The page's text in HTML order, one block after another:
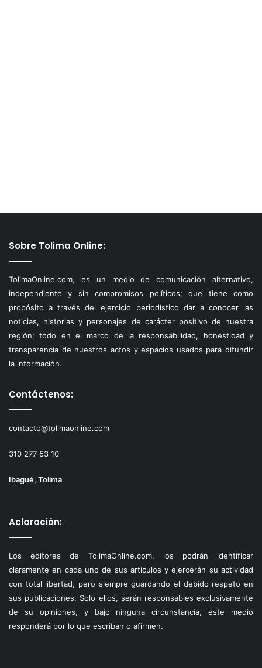
Sobre Tolima Online:
TolimaOnline.com, es un medio de comunicación alternativo,
independiente y sin compromisos políticos; que tiene como
propósito a través del ejercicio periodístico dar a conocer las
noticias, historias y personajes de carácter positivo de nuestra
región; todo en el marco de la responsabilidad, honestidad y
transparencia de nuestros actos y espacios usados para difundir
la información.
Contáctenos:
contacto@tolimaonline.com
310 277 53 10
Ibagué, Tolima
Aclaración:
Los editores de TolimaOnline.com, los podrán identificar
claramente en cada uno de sus artículos y ejercerán su actividad
con total libertad, pero siempre guardando el debido respeto en
sus publicaciones. Solo ellos, serán responsables exclusivamente
de su opiniones, y bajo ninguna circunstancia, este medio
responderá por lo que escriban o afirmen.